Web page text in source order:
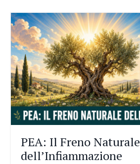
PEA: Il Freno Naturale
dell’Infiammazione